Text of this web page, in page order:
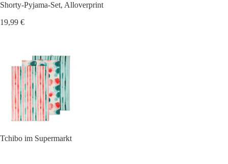
Shorty-Pyjama-Set, Alloverprint
19,99 €
Tchibo im Supermarkt